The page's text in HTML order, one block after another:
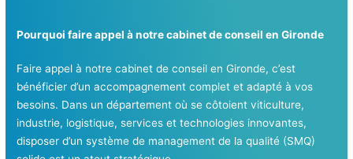
Pourquoi faire appel à notre cabinet de conseil en Gironde
Faire appel à notre cabinet de conseil en Gironde, c’est
bénéficier d’un accompagnement complet et adapté à vos
besoins. Dans un département où se côtoient viticulture,
industrie, logistique, services et technologies innovantes,
disposer d’un système de management de la qualité (SMQ)